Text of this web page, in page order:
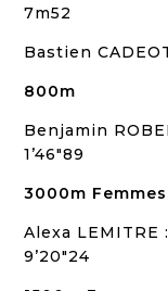
7m52
Bastien
800m
Benjamin
1’46″89
3000m Femmes
Alexa LEMITRE
9’20″24